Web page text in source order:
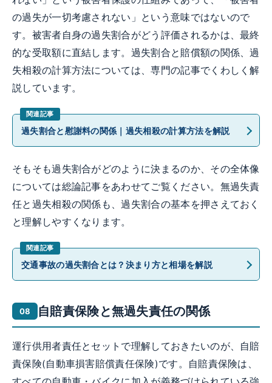
の過失が一切考慮されない」という意味ではないので
す。被害者自身の過失割合がどう評価されるかは、最終
的な受取額に直結します。過失割合と賠償額の関係、過
失相殺の計算方法については、専門の記事でくわしく解
説しています。
過失割合と慰謝料の関係｜過失相殺の計算方法を解説
そもそも過失割合がどのように決まるのか、その全体像
については総論記事をあわせてご覧ください。無過失責
任と過失相殺の関係も、過失割合の基本を押さえておく
と理解しやすくなります。
交通事故の過失割合とは？決まり方と相場を解説
自賠責保険と無過失責任の関係
運行供用者責任とセットで理解しておきたいのが、自賠
責保険(自動車損害賠償責任保険)です。自賠責保険は、